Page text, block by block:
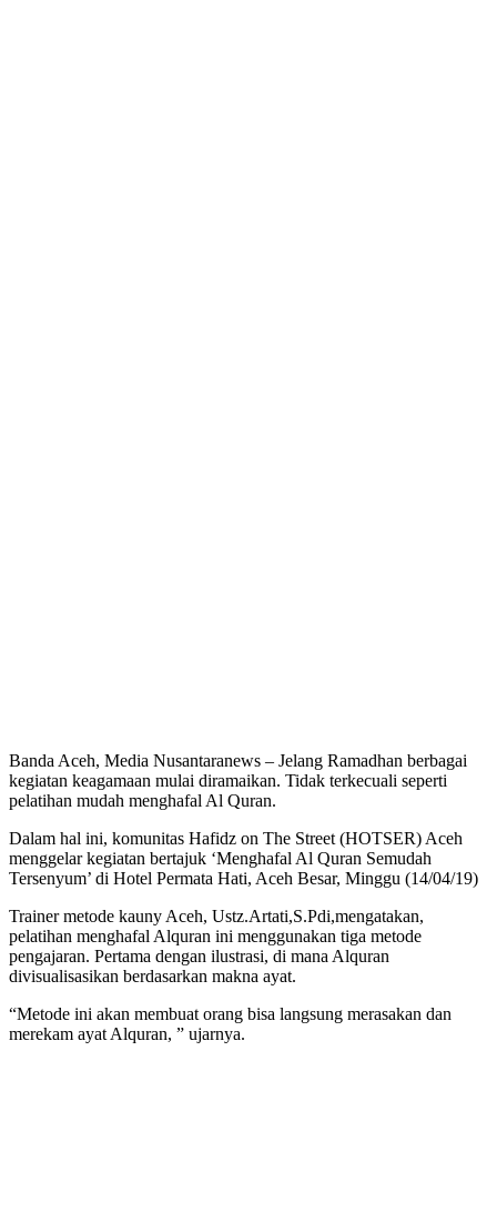
Banda Aceh, Media Nusantaranews – Jelang Ramadhan berbagai
kegiatan keagamaan mulai diramaikan. Tidak terkecuali seperti
pelatihan mudah menghafal Al Quran.
Dalam hal ini, komunitas Hafidz on The Street (HOTSER) Aceh
menggelar kegiatan bertajuk ‘Menghafal Al Quran Semudah
Tersenyum’ di Hotel Permata Hati, Aceh Besar, Minggu (14/04/19)
Trainer metode kauny Aceh, Ustz.Artati,S.Pdi,mengatakan,
pelatihan menghafal Alquran ini menggunakan tiga metode
pengajaran. Pertama dengan ilustrasi, di mana Alquran
divisualisasikan berdasarkan makna ayat.
“Metode ini akan membuat orang bisa langsung merasakan dan
merekam ayat Alquran, ” ujarnya.